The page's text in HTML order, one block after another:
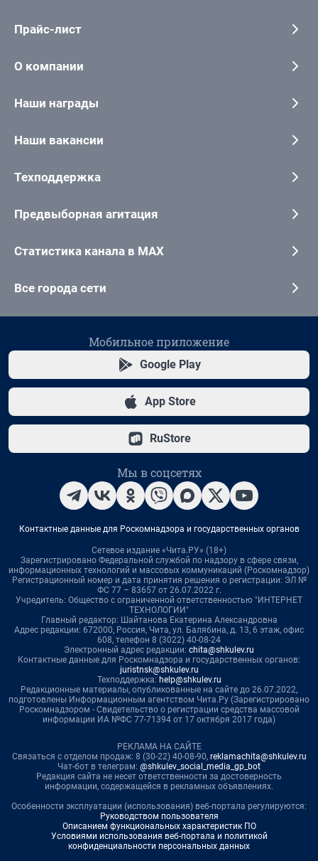
Прайс-лист
О компании
Наши награды
Наши вакансии
Техподдержка
Предвыборная агитация
Статистика канала в MAX
Все города сети
Мобильное приложение
Google Play
App Store
RuStore
Мы в соцсетях
Контактные данные для Роскомнадзора и государственных органов
Сетевое издание «Чита.РУ» (18+)
Зарегистрировано Федеральной службой по надзору в сфере связи,
информационных технологий и массовых коммуникаций (Роскомнадзор)
Регистрационный номер и дата принятия решения о регистрации: ЭЛ №
ФС 77 – 83657 от 26.07.2022 г.
Учредитель: Общество с ограниченной ответственностью "ИНТЕРНЕТ
ТЕХНОЛОГИИ"
Главный редактор: Шайтанова Екатерина Александровна
Адрес редакции: 672000, Россия, Чита, ул. Балябина, д. 13, 6 этаж, офис
608, телефон 8 (3022) 40-08-24
Электронный адрес редакции: chita@shkulev.ru
Контактные данные для Роскомнадзора и государственных органов:
juristnsk@shkulev.ru
Техподдержка: help@shkulev.ru
Редакционные материалы, опубликованные на сайте до 26.07.2022,
подготовлены Информационным агентством Чита.Ру (Зарегистрировано
Роскомнадзором - Свидетельство о регистрации средства массовой
информации ИА №ФС 77-71394 от 17 октября 2017 года)
РЕКЛАМА НА САЙТЕ
Связаться с отделом продаж: 8 (30-22) 40-08-90, reklamachita@shkulev.ru
Чат-бот в телеграм: @shkulev_social_media_gp_bot
Редакция сайта не несет ответственности за достоверность
информации, содержащейся в рекламных объявлениях.
Особенности эксплуатации (использования) веб-портала регулируются:
Руководством пользователя
Описанием функциональных характеристик ПО
Условиями использования веб-портала и политикой
конфиденциальности персональных данных